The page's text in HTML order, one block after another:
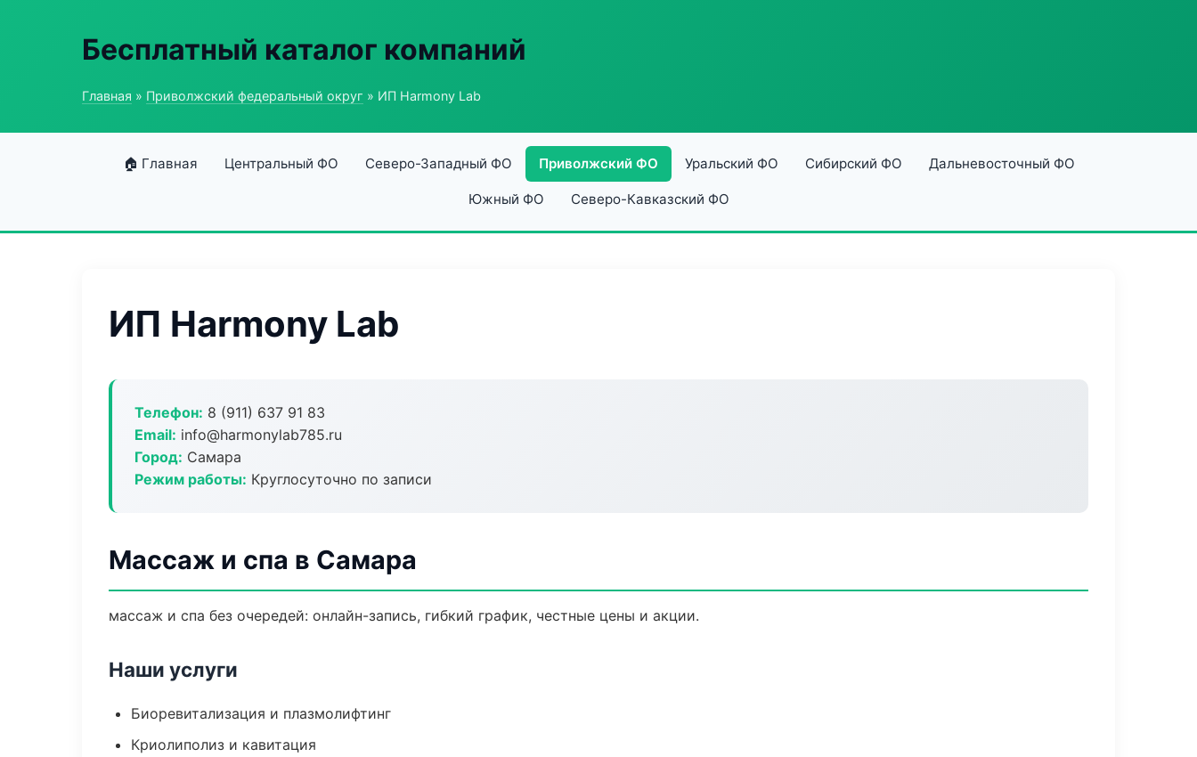
Бесплатный каталог компаний
Главная » Приволжский федеральный округ » ИП Harmony Lab
🏠 Главная Центральный ФО Северо-Западный ФО Приволжский ФО Уральский ФО Сибирский ФО Дальневосточный ФО
Южный ФО Северо-Кавказский ФО
ИП Harmony Lab
Телефон: 8 (911) 637 91 83
Email: info@harmonylab785.ru
Город: Самара
Режим работы: Круглосуточно по записи
Массаж и спа в Самара
массаж и спа без очередей: онлайн-запись, гибкий график, честные цены и акции.
Наши услуги
Биоревитализация и плазмолифтинг
Криолиполиз и кавитация